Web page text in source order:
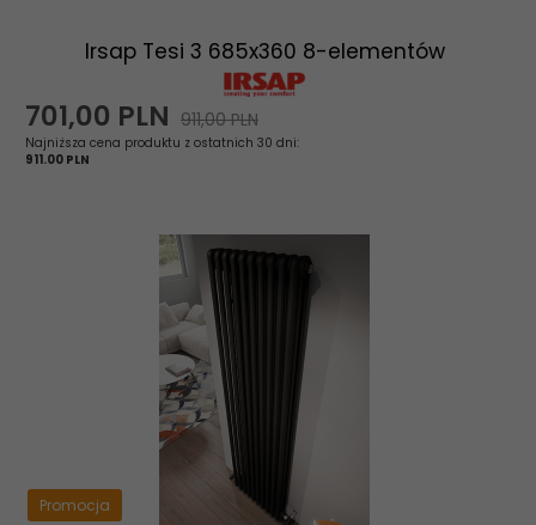
Irsap Tesi 3 685x360 8-elementów
701,00 PLN 911,00 PLN
Najniższa cena produktu z ostatnich 30 dni:
911.00 PLN
Promocja